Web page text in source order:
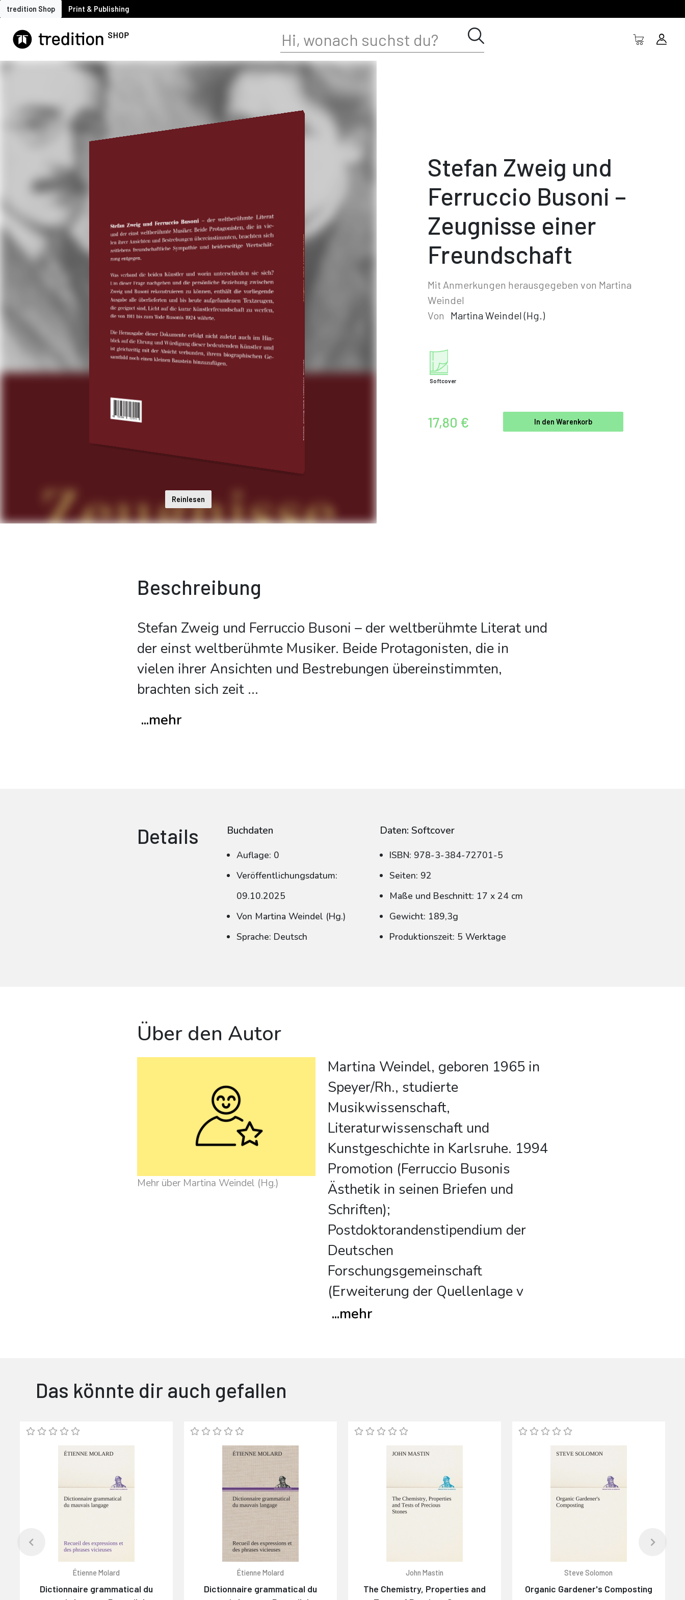
tredition Shop Print & Publishing
Reinlesen
Stefan Zweig und
Ferruccio Busoni –
Zeugnisse einer
Freundschaft
Mit Anmerkungen herausgegeben von Martina
Weindel
Von
Martina Weindel (Hg.)
Softcover
17,80 € In den Warenkorb
Beschreibung
Stefan Zweig und Ferruccio Busoni – der weltberühmte Literat und
der einst weltberühmte Musiker. Beide Protagonisten, die in
vielen ihrer Ansichten und Bestrebungen übereinstimmten,
brachten sich zeit...
...mehr
Details Buchdaten
Auflage: 0
Veröffentlichungsdatum:
09.10.2025
Von Martina Weindel (Hg.)
Sprache: Deutsch
Daten: Softcover
ISBN: 978-3-384-72701-5
Seiten: 92
Maße und Beschnitt: 17 x 24 cm
Gewicht: 189,3g
Produktionszeit: 5 Werktage
Über den Autor
Mehr über Martina Weindel (Hg.)
Martina Weindel, geboren 1965 in
Speyer/Rh., studierte
Musikwissenschaft,
Literaturwissenschaft und
Kunstgeschichte in Karlsruhe. 1994
Promotion (Ferruccio Busonis
Ästhetik in seinen Briefen und
Schriften);
Postdoktorandenstipendium der
Deutschen
Forschungsgemeinschaft
(Erweiterung der Quellenlage v
...mehr
Das könnte dir auch gefallen
Étienne Molard
Dictionnaire grammatical du
Étienne Molard
Dictionnaire grammatical du
John Mastin
The Chemistry, Properties and
Steve Solomon
Organic Gardener's Composting